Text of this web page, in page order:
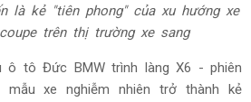
là kẻ "tiên phong" của xu hướng xe
trên thị trường xe sang
ô tô Đức BMW trình làng X6 - phiên
mẫu xe nghiễm nhiên trở thành kẻ